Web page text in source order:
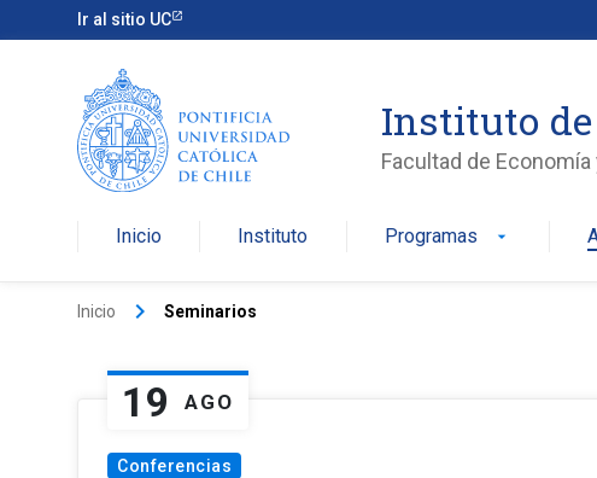
Ir al sitio UC
Instituto
Facultad de
Inicio Instituto Programas arrow_drop_down
Inicio keyboard_arrow_right Seminarios
19 AGO
Conferencias